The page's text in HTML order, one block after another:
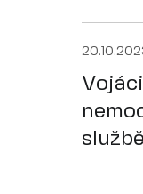
službě